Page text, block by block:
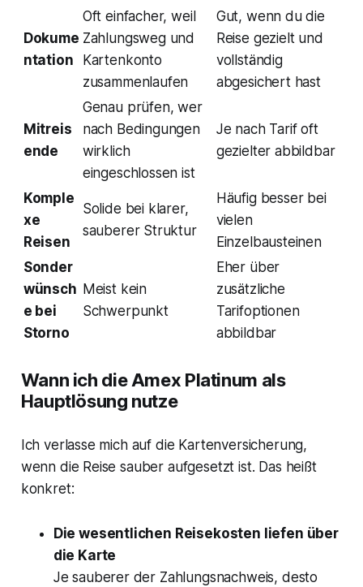
Dokume
ntation
Oft einfacher, weil
Zahlungsweg und
Kartenkonto
zusammenlaufen
Gut, wenn du die
Reise gezielt und
vollständig
abgesichert hast
Mitreis
ende
Genau prüfen, wer
nach Bedingungen
wirklich
eingeschlossen ist
Je nach Tarif oft
gezielter abbildbar
Komple
xe
Reisen
Solide bei klarer,
sauberer Struktur
Häufig besser bei
vielen
Einzelbausteinen
Sonder
wünsch
e bei
Storno
Meist kein
Schwerpunkt
Eher über
zusätzliche
Tarifoptionen
abbildbar
Wann ich die Amex Platinum als
Hauptlösung nutze
Ich verlasse mich auf die Kartenversicherung,
wenn die Reise sauber aufgesetzt ist. Das heißt
konkret:
Die wesentlichen Reisekosten liefen über
die Karte
Je sauberer der Zahlungsnachweis, desto